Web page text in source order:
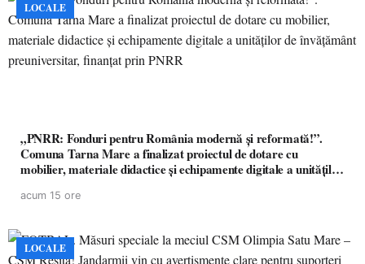
LOCALE
„PNRR: Fonduri pentru România modernă și reformată!”.
Comuna Tarna Mare a finalizat proiectul de dotare cu
mobilier, materiale didactice și echipamente digitale a unităților
acum 15 ore
LOCALE